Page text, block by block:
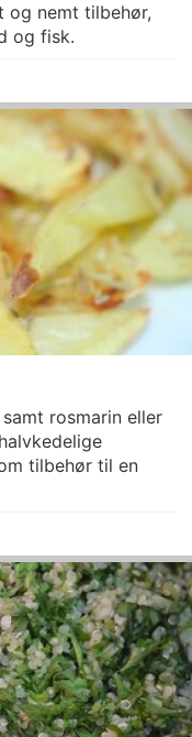
nemt tilbehør,
og fisk.
rosmarin eller
tilbehør til en